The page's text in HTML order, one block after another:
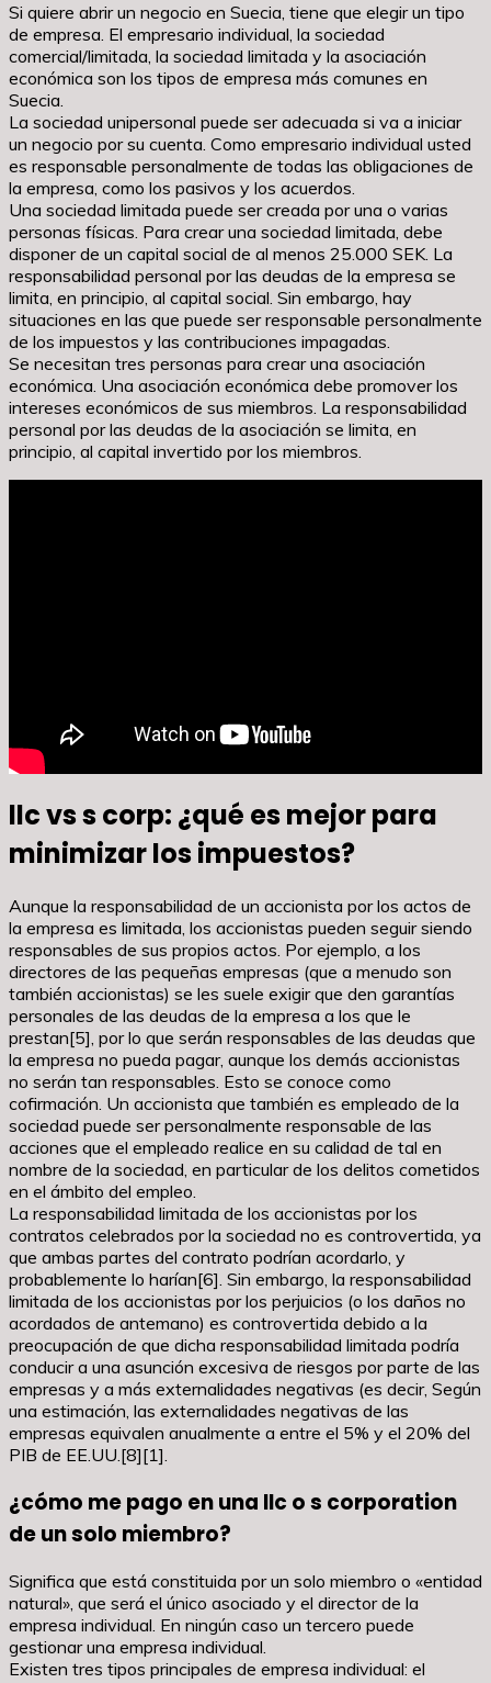
Si quiere abrir un negocio en Suecia, tiene que elegir un tipo
de empresa. El empresario individual, la sociedad
comercial/limitada, la sociedad limitada y la asociación
económica son los tipos de empresa más comunes en
Suecia.
La sociedad unipersonal puede ser adecuada si va a iniciar
un negocio por su cuenta. Como empresario individual usted
es responsable personalmente de todas las obligaciones de
la empresa, como los pasivos y los acuerdos.
Una sociedad limitada puede ser creada por una o varias
personas físicas. Para crear una sociedad limitada, debe
disponer de un capital social de al menos 25.000 SEK. La
responsabilidad personal por las deudas de la empresa se
limita, en principio, al capital social. Sin embargo, hay
situaciones en las que puede ser responsable personalmente
de los impuestos y las contribuciones impagadas.
Se necesitan tres personas para crear una asociación
económica. Una asociación económica debe promover los
intereses económicos de sus miembros. La responsabilidad
personal por las deudas de la asociación se limita, en
principio, al capital invertido por los miembros.
llc vs s corp: ¿qué es mejor para
minimizar los impuestos?
Aunque la responsabilidad de un accionista por los actos de
la empresa es limitada, los accionistas pueden seguir siendo
responsables de sus propios actos. Por ejemplo, a los
directores de las pequeñas empresas (que a menudo son
también accionistas) se les suele exigir que den garantías
personales de las deudas de la empresa a los que le
prestan[5], por lo que serán responsables de las deudas que
la empresa no pueda pagar, aunque los demás accionistas
no serán tan responsables. Esto se conoce como
cofirmación. Un accionista que también es empleado de la
sociedad puede ser personalmente responsable de las
acciones que el empleado realice en su calidad de tal en
nombre de la sociedad, en particular de los delitos cometidos
en el ámbito del empleo.
La responsabilidad limitada de los accionistas por los
contratos celebrados por la sociedad no es controvertida, ya
que ambas partes del contrato podrían acordarlo, y
probablemente lo harían[6]. Sin embargo, la responsabilidad
limitada de los accionistas por los perjuicios (o los daños no
acordados de antemano) es controvertida debido a la
preocupación de que dicha responsabilidad limitada podría
conducir a una asunción excesiva de riesgos por parte de las
empresas y a más externalidades negativas (es decir, Según
una estimación, las externalidades negativas de las
empresas equivalen anualmente a entre el 5% y el 20% del
PIB de EE.UU.[8][1].
¿cómo me pago en una llc o s corporation
de un solo miembro?
Significa que está constituida por un solo miembro o «entidad
natural», que será el único asociado y el director de la
empresa individual. En ningún caso un tercero puede
gestionar una empresa individual.
Existen tres tipos principales de empresa individual: el